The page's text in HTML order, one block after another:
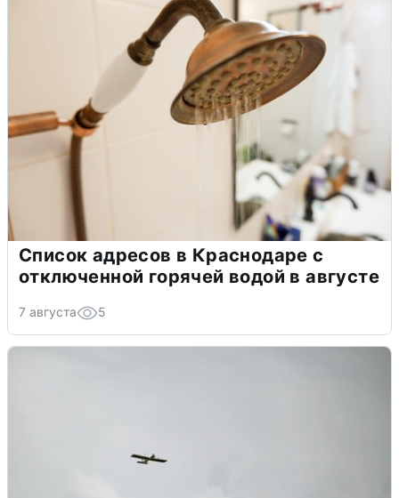
Список адресов в Краснодаре с
отключенной горячей водой в августе
7 августа 5